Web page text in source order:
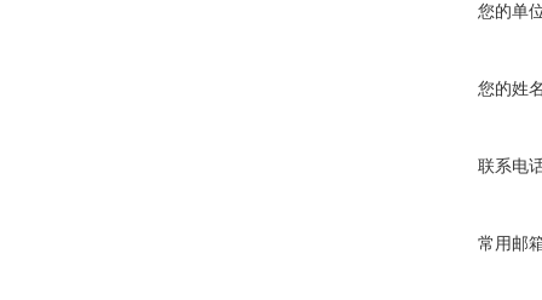
您的单
您的姓
联系电
常用邮